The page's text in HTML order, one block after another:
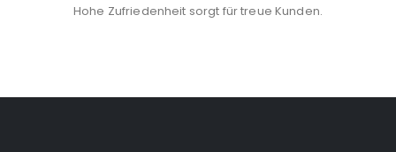
Hohe Zufriedenheit sorgt für treue Kunden.